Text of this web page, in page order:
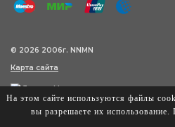
© 2026 2006г. NNMN
Карта сайта
На этом сайте используются файлы
вы разрешаете их использование.